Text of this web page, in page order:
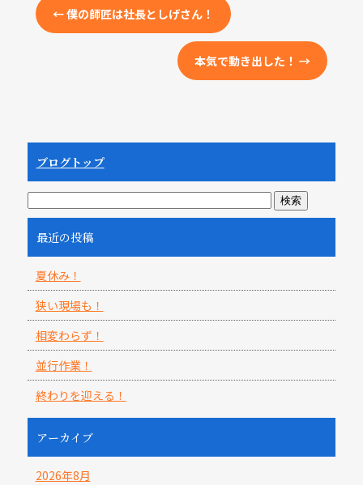
←僕の師匠は社長としげさん！
本気で動き出した！→
ブログトップ
最近の投稿
夏休み！
狭い現場も！
相変わらず！
並行作業！
終わりを迎える！
アーカイブ
2026年8月